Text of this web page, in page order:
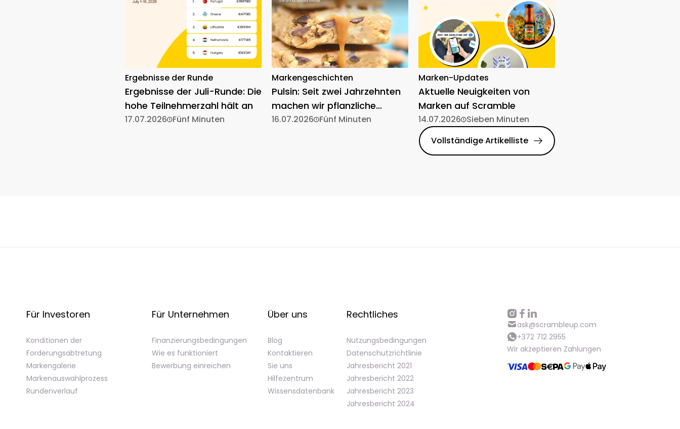
Ergebnisse der Runde
Ergebnisse der Juli-Runde: Die
hohe Teilnehmerzahl hält an
17.07.2026 Fünf Minuten
Markengeschichten
Pulsin: Seit zwei Jahrzehnten
machen wir pflanzliche
Ernährung einfach
16.07.2026 Fünf Minuten
Marken-Updates
Aktuelle Neuigkeiten von
Marken auf Scramble
14.07.2026 Sieben Minuten
Vollständige Artikelliste
Für Investoren
Konditionen der
Forderungsabtretung
Markengalerie
Markenauswahlprozess
Rundenverlauf
Für Unternehmen
Finanzierungsbedingungen
Wie es funktioniert
Bewerbung einreichen
Über uns
Blog
Kontaktieren
Sie uns
Hilfezentrum
Wissensdatenbank
Rechtliches
Nutzungsbedingungen
Datenschutzrichtlinie
Jahresbericht 2021
Jahresbericht 2022
Jahresbericht 2023
Jahresbericht 2024
ask@scrambleup.com
+372 712 2955
Wir akzeptieren Zahlungen